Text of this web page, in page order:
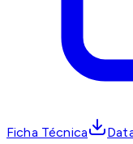
Ficha Técnica